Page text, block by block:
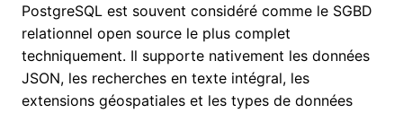
PostgreSQL est souvent considéré comme le SGBD
relationnel open source le plus complet
techniquement. Il supporte nativement les données
JSON, les recherches en texte intégral, les
extensions géospatiales et les types de données